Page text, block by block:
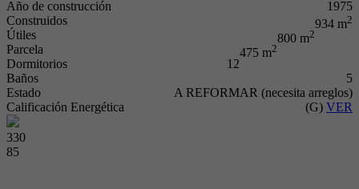
Año de construcción
1975
Construidos
934 m2
Útiles 800 m2
Parcela 475 m2
Dormitorios
12
Baños
5
Estado
A REFORMAR (necesita arreglos)
Calificación Energética
(G) VER
330
85